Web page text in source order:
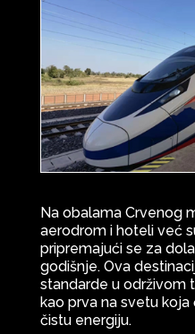
Na obalama Crvenog
aerodrom i hoteli već
pripremajući se za
godišnje. Ova
standarde u održivom
kao prva na svetu
čistu energiju.